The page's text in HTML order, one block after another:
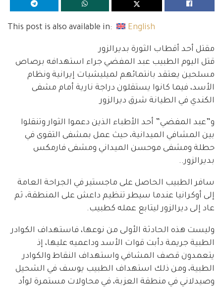
This post is also available in: English
مقتل أحد أقطاب الثورة بديرالزور
قتل اليوم الطبيب عبد المفضي جراء استهدافه برصاص
مسلحين يعتقد بانتمائهم لميليشيات إيرانية ونظام
الأسد، فيما كانوا يستقلون دراجة نارية أمام مشفى
الكندي في الطيانة شرق ديرالزور
و”عبد المفضي” أحد الأطباء الذين دعموا الثوار وتنقلوا
بين المشافي الميدانية، حيث عمل بمشفى التقوى في
حطلة ومشفى موحسن الميداني ومشفى فارمكس
بديرالزور..
سافر الطبيب الحاصل على ماجستير في الجراحة العامة
إلى أوكرانيا عندما سيطر تنظيم داعش على المنطقة، ثم
عاد إلى ديرالزور ليتابع عمله كطبيب.
وليست هذه الحادثة الأولى من نوعها، فاستهداف الكوادر
الطبية جريمة دأبت قوات الأسد وداعميه عليها، إذ
يتعمدون قصف المشافي واستهداف النقاط والكوادر
الطبية، ومن ذلك استهداف الطبيب يوسف في الشحيل
وصيدلاني في منطقة العزبة، في محاولات مستمرة لوأد